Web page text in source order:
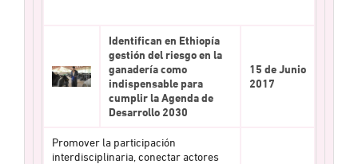
Identifican en Ethiopía
gestión del riesgo en la
ganadería como
indispensable para
cumplir la Agenda de
Desarrollo 2030
15 de Junio
2017
Promover la participación
interdisciplinaria, conectar actores